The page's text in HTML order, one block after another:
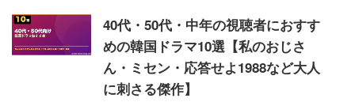
40代・50代・中年の視聴者におすす
めの韓国ドラマ10選【私のおじさ
ん・ミセン・応答せよ1988など大人
に刺さる傑作】